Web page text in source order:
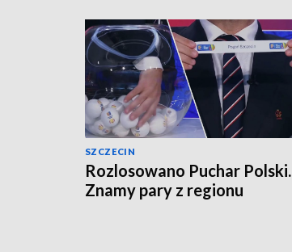
SZCZECIN
Rozlosowano Puchar Polski.
Znamy pary z regionu